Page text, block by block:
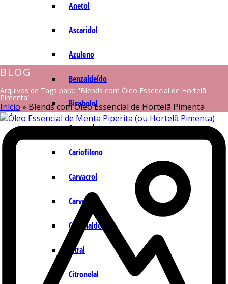
Anetol
Ascaridol
Azuleno
Benzaldeído
Bisabolol
Camazuleno
Cariofileno
Carvacrol
Carvona
Cinamaldeído
Citral
Citronelal
BLOG
Arquivos de Tags para: "Blends com Óleo Essencial de Hortelã
Pimenta"
Início » Blends com Óleo Essencial de Hortelã Pimenta